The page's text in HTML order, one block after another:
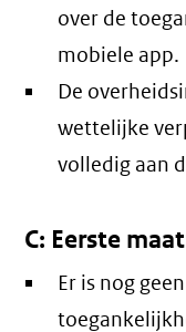
over de
mobiele app.
De
wettelijke
volledig aan
C: Eerste
Er is nog